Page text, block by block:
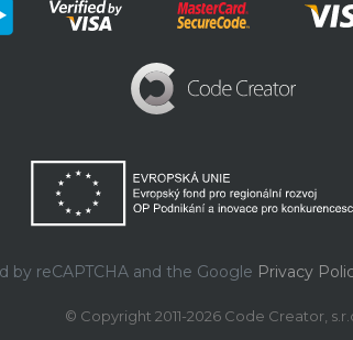
by reCAPTCHA and the Google Privacy
© Copyright 2011-2026 Code Creator,